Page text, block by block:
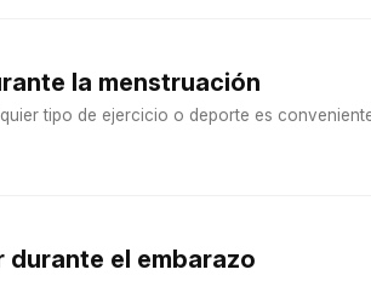
la menstruación
tipo de ejercicio o deporte es
durante el embarazo